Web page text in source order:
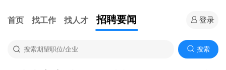
首页 找工作 找人才 招聘要闻 登录
搜索